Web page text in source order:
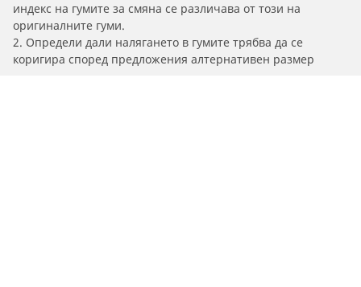
индекс на гумите за смяна се различава от този на
оригиналните гуми.
2. Определи дали налягането в гумите трябва да се
коригира според предложения алтернативен размер